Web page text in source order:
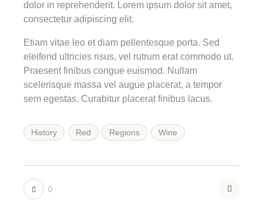
dolor in reprehenderit. Lorem ipsum dolor sit amet,
consectetur adipiscing elit.
Etiam vitae leo et diam pellentesque porta. Sed
eleifend ultricies risus, vel rutrum erat commodo ut.
Praesent finibus congue euismod. Nullam
scelerisque massa vel augue placerat, a tempor
sem egestas. Curabitur placerat finibus lacus.
History Red Regions Wine
0